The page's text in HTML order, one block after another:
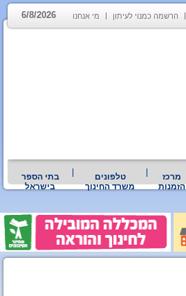
הרשמה כמנוי לעיתון מי אנחנו 6/8/2026
מרכז
הזמנות
טלפונים
משרד החינוך
בתי הספר
בישראל